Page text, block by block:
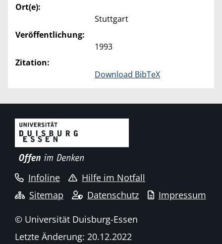
Ort(e):
Stuttgart
Veröffentlichung:
1993
Zitation:
Download BibTeX
Infoline
Hilfe im Notfall
Sitemap
Datenschutz Impressum
© Universität Duisburg-Essen
Letzte Änderung: 20.12.2022